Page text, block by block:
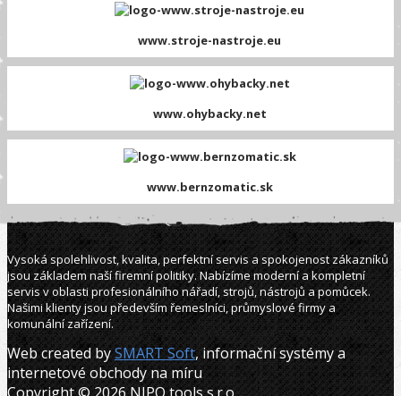
www.stroje-nastroje.eu
www.ohybacky.net
www.bernzomatic.sk
Vysoká spolehlivost, kvalita, perfektní servis a spokojenost zákazníků
jsou základem naší firemní politiky. Nabízíme moderní a kompletní
servis v oblasti profesionálního nářadí, strojů, nástrojů a pomůcek.
Našimi klienty jsou především řemeslníci, průmyslové firmy a
komunální zařízení.
Web created bySMART Soft, informační systémy a
internetové obchody na míru